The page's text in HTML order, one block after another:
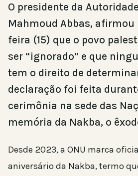
O presidente da
Mahmoud Abbas, afirmou
feira (15) que o povo
ser “ignorado” e que
tem o direito de
declaração foi feita
cerimônia na sede das
memória da Nakba, o
Desde 2023, a ONU marca
aniversário da Nakba, termo